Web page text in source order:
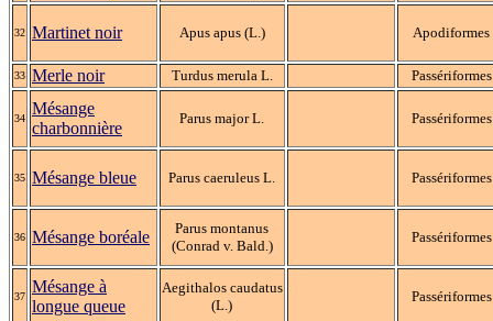
32 Martinet noir Apus apus (L.) Apodiformes
33 Merle noir Turdus merula L. Passériformes
34
Mésange
charbonnière
Parus major L. Passériformes
35 Mésange bleue Parus caeruleus L. Passériformes
36 Mésange boréale
Parus montanus
(Conrad v. Bald.)
Passériformes
37
Mésange à
longue queue
Aegithalos caudatus
(L.)
Passériformes